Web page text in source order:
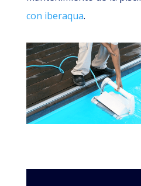
con iberaqua.